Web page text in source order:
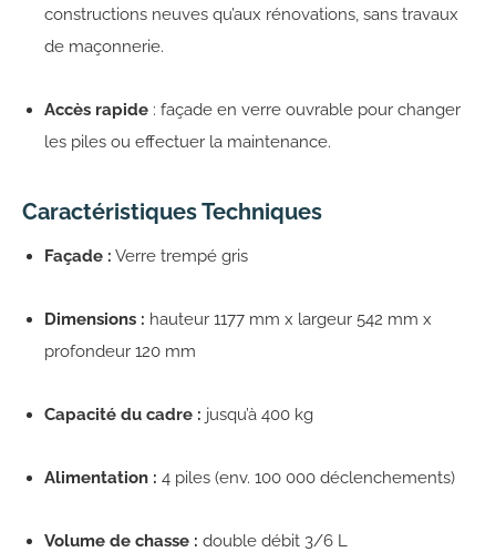
constructions neuves qu’aux rénovations, sans travaux
de maçonnerie.
Accès rapide : façade en verre ouvrable pour changer
les piles ou effectuer la maintenance.
Caractéristiques Techniques
Façade : Verre trempé gris
Dimensions : hauteur 1177 mm x largeur 542 mm x
profondeur 120 mm
Capacité du cadre : jusqu’à 400 kg
Alimentation : 4 piles (env. 100 000 déclenchements)
Volume de chasse : double débit 3/6 L